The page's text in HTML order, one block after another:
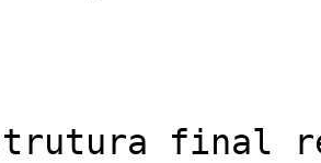
final